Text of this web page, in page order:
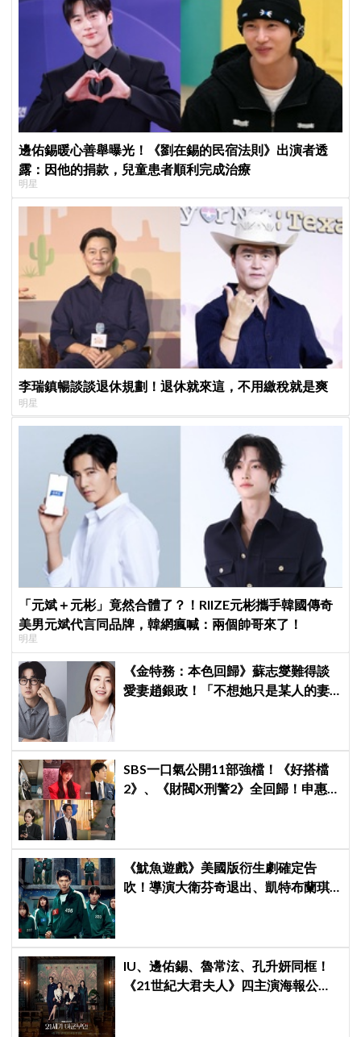
邊佑錫暖心善舉曝光！《劉在錫的民宿法則》出演者透
露：因他的捐款，兒童患者順利完成治療
明星
李瑞鎮暢談談退休規劃！退休就來這，不用繳稅就是爽
明星
「元斌＋元彬」竟然合體了？！RIIZE元彬攜手韓國傳奇
美男元斌代言同品牌，韓網瘋喊：兩個帥哥來了！
明星
《金特務：本色回歸》蘇志燮難得談
愛妻趙銀政！「不想她只是某人的妻
SBS一口氣公開11部強檔！《好搭檔
2》、《財閥X刑警2》全回歸！申惠
《魷魚遊戲》美國版衍生劇確定告
吹！導演大衛芬奇退出、凱特布蘭琪
IU、邊佑錫、魯常泫、孔升妍同框！
《21世紀大君夫人》四主演海報公